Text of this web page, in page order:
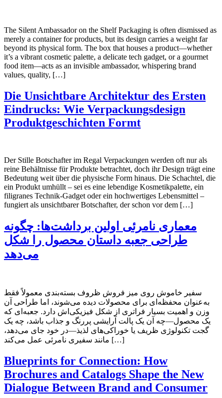
The Silent Ambassador on the Shelf Packaging is often dismissed as
merely a container for products, but its design carries a weight far
beyond its physical form. The box that houses a product—whether
it’s a vibrant cosmetic palette, a delicate tech gadget, or a gourmet
food item—acts as an invisible ambassador, whispering brand
values, quality, […]
Die Unsichtbare Architektur des Ersten
Eindrucks: Wie Verpackungsdesign
Produktgeschichten Formt
Der Stille Botschafter im Regal Verpackungen werden oft nur als
reine Behältnisse für Produkte betrachtet, doch ihr Design trägt eine
Bedeutung weit über die physische Form hinaus. Die Schachtel, die
ein Produkt umhüllt – sei es eine lebendige Kosmetikpalette, ein
filigranes Technik-Gadget oder ein hochwertiges Lebensmittel –
fungiert als unsichtbarer Botschafter, der schon vor dem […]
معماری نامرئی اولین برداشت‌ها: چگونه
طراحی جعبه داستان محصول را شکل
می‌دهد
سفیر خاموش روی میز فروش ظروف بسته‌بندی معمولاً فقط
به‌عنوان محفظه‌ای برای محصولات دیده می‌شوند، اما طراحی آن
وزن و اهمیت بسیار فراتری از شکل فیزیکی‌اش دارد. جعبه‌ای که
یک محصول—چه آن یک پالت آرایشی پررنگ و جذاب باشد، چه یک
گجت تکنولوژی ظریف یا خوراکی‌های لذیذ—در خود جای می‌دهد،
مانند سفیری نامرئی عمل می‌کند […]
Blueprints for Connection: How
Brochures and Catalogs Shape the New
Dialogue Between Brand and Consumer